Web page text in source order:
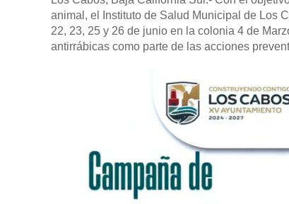
animal, el Instituto de Salud Municipal de Los
22, 23, 25 y 26 de junio en la colonia 4 de
antirrábicas como parte de las acciones